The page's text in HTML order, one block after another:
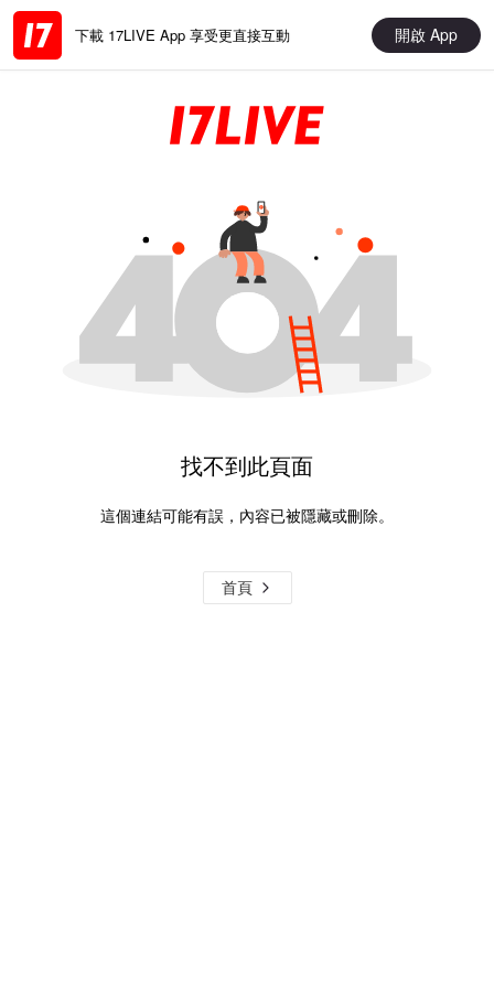
下載 17LIVE App 享受更直接互動 開啟 App
找不到此頁面
這個連結可能有誤，內容已被隱藏或刪除。
首頁